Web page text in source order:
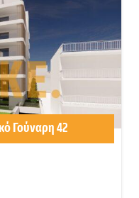
Γούναρη 42